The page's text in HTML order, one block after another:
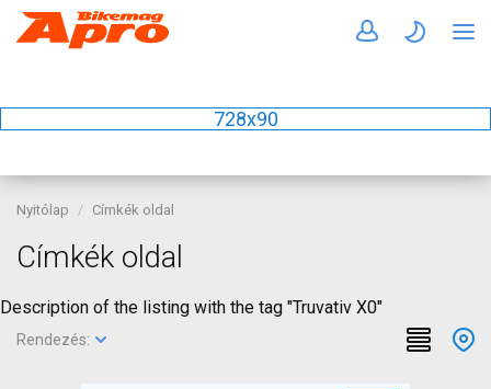
728x90
Nyitólap Címkék oldal
Címkék oldal
Description of the listing with the tag "Truvativ X0"
Rendezés: